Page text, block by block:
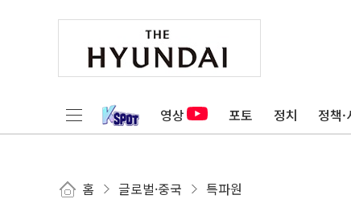
영상 포토 정치 정책·
홈 글로벌·중국 특파원